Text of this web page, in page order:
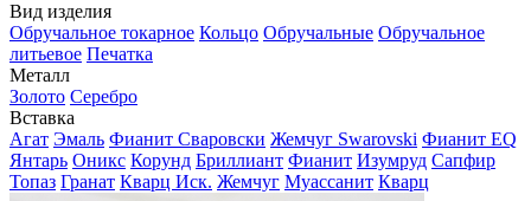
Вид изделия
Обручальное токарное Кольцо Обручальные Обручальное
литьевое Печатка
Металл
Золото Серебро
Вставка
Агат Эмаль Фианит Сваровски Жемчуг Swarovski Фианит EQ
Янтарь Оникс Корунд Бриллиант Фианит Изумруд Сапфир
Топаз Гранат Кварц Иск. Жемчуг Муассанит Кварц